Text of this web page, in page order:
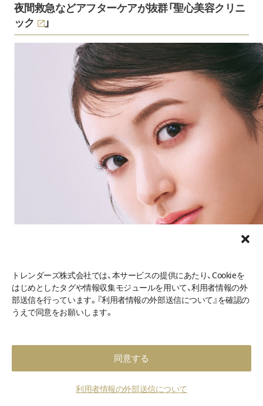
トレンダーズ株式会社では、本サービスの提供にあたり、Cookieを
はじめとしたタグや情報収集モジュールを用いて、利用者情報の外
部送信を行っています。『利用者情報の外部送信について』を確認の
うえで同意をお願いします。
同意する
利用者情報の外部送信について
夜間救急などアフターケアが抜群「聖心美容クリニ
ック
」